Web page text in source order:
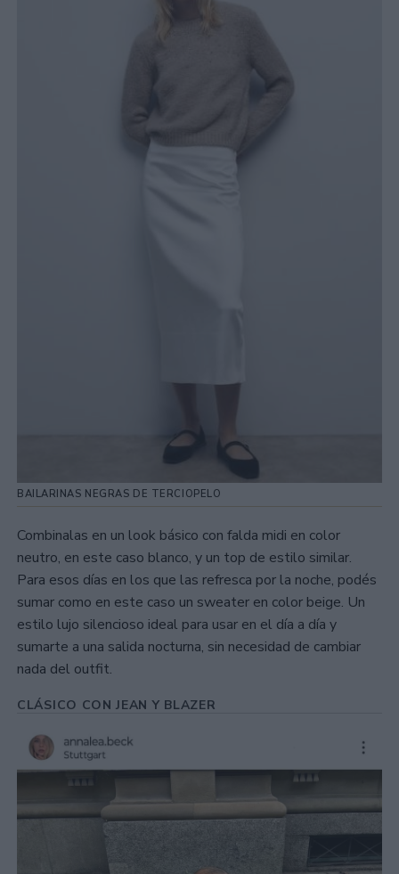
BAILARINAS NEGRAS DE TERCIOPELO
Combinalas en un look básico con falda midi en color
neutro, en este caso blanco, y un top de estilo similar.
Para esos días en los que las refresca por la noche, podés
sumar como en este caso un sweater en color beige. Un
estilo lujo silencioso ideal para usar en el día a día y
sumarte a una salida nocturna, sin necesidad de cambiar
nada del outfit.
CLÁSICO CON JEAN Y BLAZER